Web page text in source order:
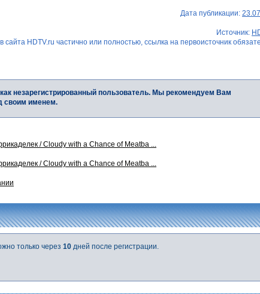
Дата публикации:
Источник:
HDTV.ru частично или полностью, ссылка на первоисточник
незарегистрированный пользователь. Мы рекомендуем Вам
своим именем.
/ Cloudy with a Chance of Meatba ...
/ Cloudy with a Chance of Meatba ...
только через 10 дней после регистрации.